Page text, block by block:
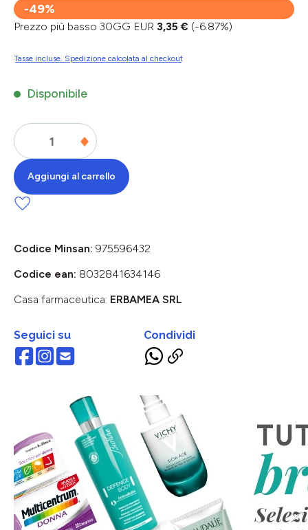
-49%
Prezzo più basso 30GG EUR 3,35 € (-6.87%)
Tasse incluse. Spedizione calcolata al checkout
Disponibile
Aggiungi al carrello
Codice Minsan: 975596432
Codice ean: 8032841634146
Casa farmaceutica: ERBAMEA SRL
Seguici su Condividi